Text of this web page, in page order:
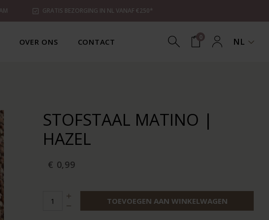
GRATIS BEZORGING IN NL VANAF €250*
OVER ONS CONTACT 0 NL
STOFSTAAL MATINO |
HAZEL
€ 0,99
TOEVOEGEN AAN WINKELWAGEN